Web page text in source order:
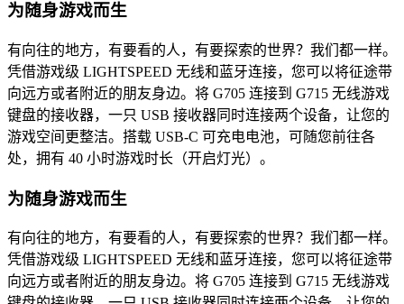
为随身游戏而生
有向往的地方，有要看的人，有要探索的世界？我们都一样。
凭借游戏级 LIGHTSPEED 无线和蓝牙连接，您可以将征途带
向远方或者附近的朋友身边。将 G705 连接到 G715 无线游戏
键盘的接收器，一只 USB 接收器同时连接两个设备，让您的
游戏空间更整洁。搭载 USB-C 可充电电池，可随您前往各
处，拥有 40 小时游戏时长（开启灯光）。
为随身游戏而生
有向往的地方，有要看的人，有要探索的世界？我们都一样。
凭借游戏级 LIGHTSPEED 无线和蓝牙连接，您可以将征途带
向远方或者附近的朋友身边。将 G705 连接到 G715 无线游戏